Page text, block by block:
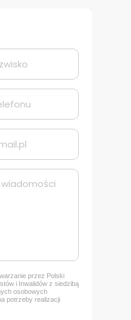
przez Polski
i Inwalidów z siedzibą
osobowych
potrzeby realizacji